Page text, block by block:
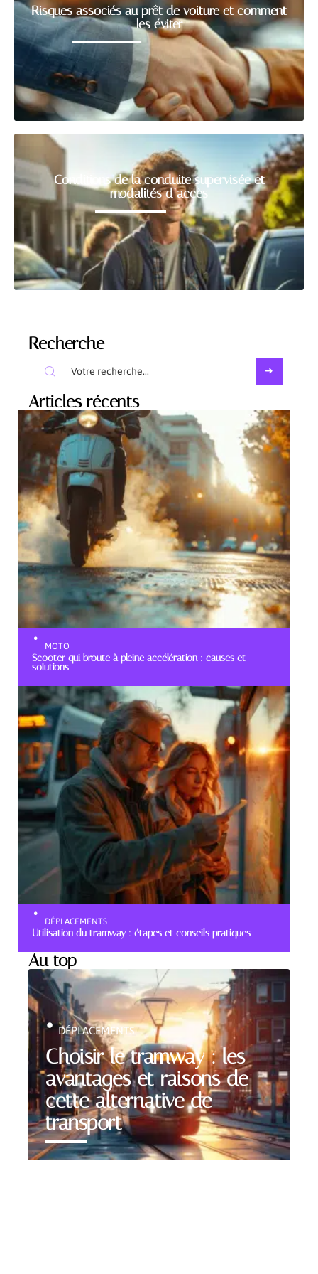
Risques associés au prêt de voiture et comment
les éviter
Conditions de la conduite supervisée et
modalités d’accès
Recherche
Articles récents
MOTO
Scooter qui broute à pleine accélération : causes et
solutions
DÉPLACEMENTS
Utilisation du tramway : étapes et conseils pratiques
Au top
Choisir le tramway : les
avantages et raisons de
cette alternative de
transport
DÉPLACEMENTS